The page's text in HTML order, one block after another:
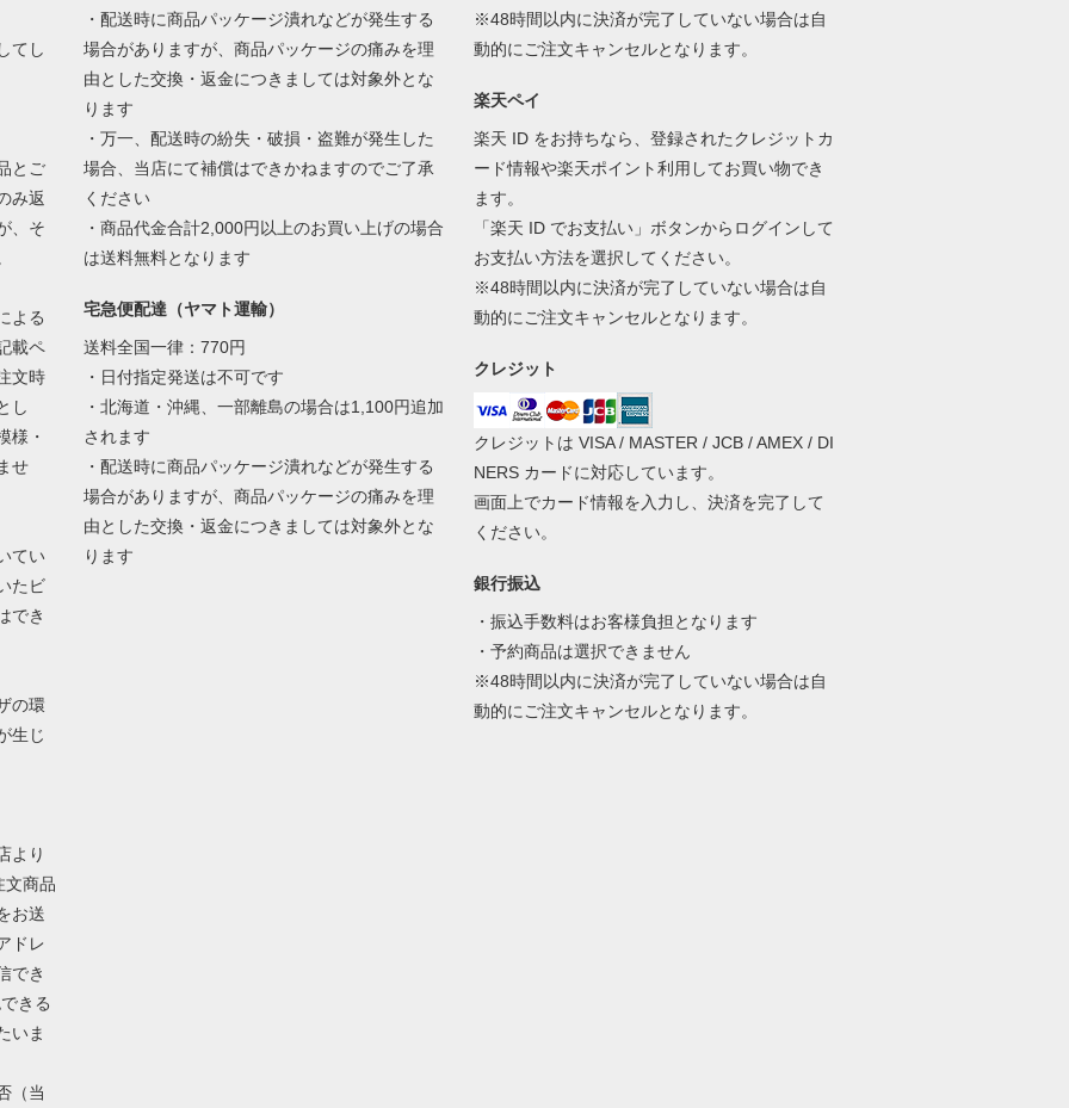
てし
とご
み返
、そ
よる
載ペ
文時
し
様・
せ
てい
たビ
でき
の環
生じ
より
文商品
お送
ドレ
でき
きる
いま
（当
・配送時に商品パッケージ潰れなどが発生する
場合がありますが、商品パッケージの痛みを理
由とした交換・返金につきましては対象外とな
ります
・万一、配送時の紛失・破損・盗難が発生した
場合、当店にて補償はできかねますのでご了承
ください
・商品代金合計2,000円以上のお買い上げの場合
は送料無料となります
宅急便配達（ヤマト運輸）
送料全国一律：770円
・日付指定発送は不可です
・北海道・沖縄、一部離島の場合は1,100円追加
されます
・配送時に商品パッケージ潰れなどが発生する
場合がありますが、商品パッケージの痛みを理
由とした交換・返金につきましては対象外とな
ります
※48時間以内に決済が完了していない場合は自
動的にご注文キャンセルとなります。
楽天ペイ
楽天 ID をお持ちなら、登録されたクレジットカ
ード情報や楽天ポイント利用してお買い物でき
ます。
「楽天 ID でお支払い」ボタンからログインして
お支払い方法を選択してください。
※48時間以内に決済が完了していない場合は自
動的にご注文キャンセルとなります。
クレジット
クレジットは VISA / MASTER / JCB / AMEX / DI
NERS カードに対応しています。
画面上でカード情報を入力し、決済を完了して
ください。
銀行振込
・振込手数料はお客様負担となります
・予約商品は選択できません
※48時間以内に決済が完了していない場合は自
動的にご注文キャンセルとなります。